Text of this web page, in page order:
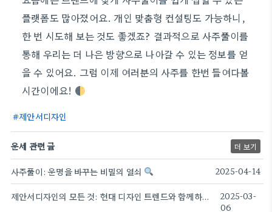
플랫폼도 많아졌어요. 개인 맞춤형 컨설팅도 가능하니,
한 번 시도해 보는 것도 좋겠죠? 결과적으로 사주풀이를
통해 우리는 더 나은 방향으로 나아갈 수 있는 정보를 얻
을 수 있어요. 그럼 이제 여러분의 사주를 한번 들여다볼
시간이에요!
제안서디자인
운세 관련 글 더 보기
사주풀이: 운명을 바꾸는 비밀의 열쇠 2025-04-14
제안서디자인의 모든 것: 현대 디자인 트렌드와 함께하는 비법 공개!
2025-03-
06